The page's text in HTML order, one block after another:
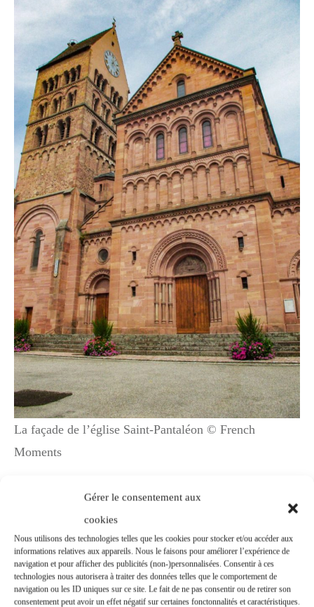
Gérer le consentement aux
cookies
Nous utilisons des technologies telles que les cookies pour stocker et/ou accéder aux
informations relatives aux appareils. Nous le faisons pour améliorer l’expérience de
navigation et pour afficher des publicités (non-)personnalisées. Consentir à ces
technologies nous autorisera à traiter des données telles que le comportement de
navigation ou les ID uniques sur ce site. Le fait de ne pas consentir ou de retirer son
consentement peut avoir un effet négatif sur certaines fonctonnalités et caractéristiques.
La façade de l’église Saint-Pantaléon © French
Moments
La nef et le chœur ont été reconstruits par
l’architecte Jean-Baptiste Schacre en grès
rose des Vosges pour satisfaire la
communauté catholique du village de 1500
âmes, en pleine croissance.